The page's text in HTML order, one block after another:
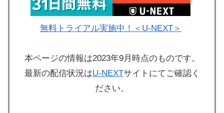
無料トライアル実施中！＜U-NEXT＞
本ページの情報は2023年9月時点のものです。
最新の配信状況はU-NEXTサイトにてご確認く
ださい。